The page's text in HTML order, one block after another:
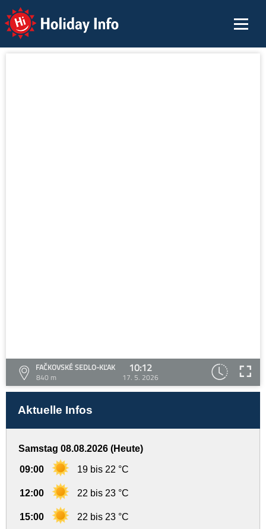
Holiday Info
FAČKOVSKÉ SEDLO-KĽAK
840 m
10:12
17. 5. 2026
Aktuelle Infos
Samstag 08.08.2026 (Heute)
09:00 19 bis 22 °C
12:00 22 bis 23 °C
15:00 22 bis 23 °C